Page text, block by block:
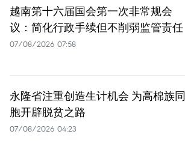
越南第十六届国会第一次非常规会
议：简化行政手续但不削弱监管责任
07/08/2026 07:58
永隆省注重创造生计机会 为高棉族同
胞开辟脱贫之路
07/08/2026 04:23